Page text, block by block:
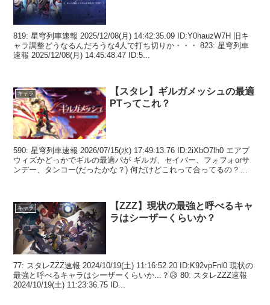
819: 星穹列車速報 2025/12/08(月) 14:42:35.09 ID:Y0hauzW7H 旧キ
ャラ調整どうなるんだろうな4人で打ち切りか・・・ 823: 星穹列車
速報 2025/12/08(月) 14:45:48.47 ID:5...
キャラ
【スタレ】ギルガメッシュの最適
PTってこれ？
590: 星穹列車速報 2026/07/15(水) 17:49:13.76 ID:2iXbO7lh0 エアプ
ウィズかどっかでギルの最適パが ギルガ、セイバー、フォフォorサ
ンデー、タンコー(だったかな？) 何だけどこれって合ってるの？
キャラ
【ZZZ】現状の最強と呼べるキャ
ラはシーザーくらいか？
77: スタレZZZ速報 2024/10/19(土) 11:16:52.20 ID:K92vpFnl0 現状の
最強と呼べるキャラはシーザーくらいか...？😥 80: スタレZZZ速報
2024/10/19(土) 11:23:36.75 ID...